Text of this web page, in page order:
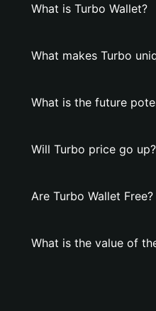
What is Turbo Wallet?
What makes Turbo
What is the future
Will Turbo price go up?
Are Turbo Wallet Free?
What is the value of